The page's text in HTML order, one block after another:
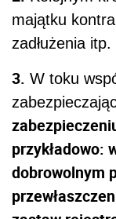
majątku
zadłużenia itp.
3. W toku
przykładowo:
dobrowolnym